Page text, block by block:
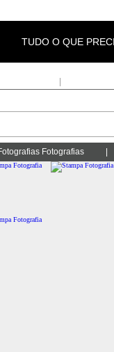
TUDO O QUE
Fotografias